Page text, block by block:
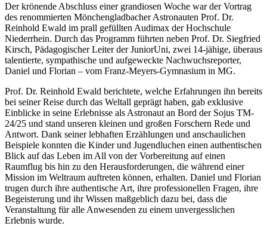
Der krönende Abschluss einer grandiosen Woche war der Vortrag
des renommierten Mönchengladbacher Astronauten Prof. Dr.
Reinhold Ewald im prall gefüllten Audimax der Hochschule
Niederrhein. Durch das Programm führten neben Prof. Dr. Siegfried
Kirsch, Pädagogischer Leiter der JuniorUni, zwei 14-jähige, überaus
talentierte, sympathische und aufgeweckte Nachwuchsreporter,
Daniel und Florian – vom Franz-Meyers-Gymnasium in MG.
Prof. Dr. Reinhold Ewald berichtete, welche Erfahrungen ihn bereits
bei seiner Reise durch das Weltall geprägt haben, gab exklusive
Einblicke in seine Erlebnisse als Astronaut an Bord der Sojus TM-
24/25 und stand unseren kleinen und großen Forschern Rede und
Antwort. Dank seiner lebhaften Erzählungen und anschaulichen
Beispiele konnten die Kinder und Jugendluchen einen authentischen
Blick auf das Leben im All von der Vorbereitung auf einen
Raumflug bis hin zu den Herausforderungen, die während einer
Mission im Weltraum auftreten können, erhalten. Daniel und Florian
trugen durch ihre authentische Art, ihre professionellen Fragen, ihre
Begeisterung und ihr Wissen maßgeblich dazu bei, dass die
Veranstaltung für alle Anwesenden zu einem unvergesslichen
Erlebnis wurde.